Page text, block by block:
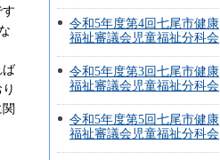
ば
令和5年度第4回七尾市健康
福祉審議会児童福祉分科会
令和5年度第3回七尾市健康
福祉審議会児童福祉分科会
令和5年度第5回七尾市健康
福祉審議会児童福祉分科会